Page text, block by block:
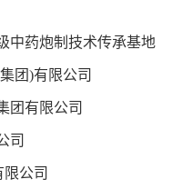
中药炮制技术传承基地
团)有限公司
团有限公司
司
限公司